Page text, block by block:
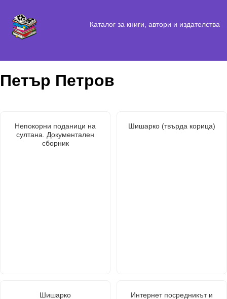
Каталог за книги, автори и издателства
Петър Петров
Непокорни поданици на
султана. Документален
сборник
Шишарко (твърда корица)
Шишарко
Интернет посредникът и